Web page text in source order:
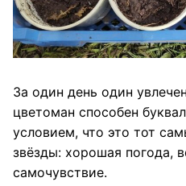
За один день один
цветоман способен
условием, что это тот
звёзды: хорошая погода,
самочувствие.